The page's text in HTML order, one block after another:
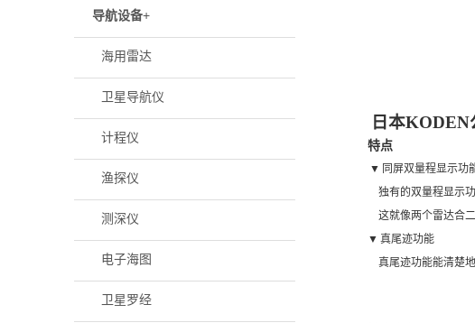
导航设备+
海用雷达
卫星导航仪
计程仪
渔探仪
测深仪
电子海图
卫星罗经
日本KODEN
特点
▼ 同屏双量程显示功
独有的双量程显示
这就像两个雷达合
▼ 真尾迹功能
真尾迹功能能清楚